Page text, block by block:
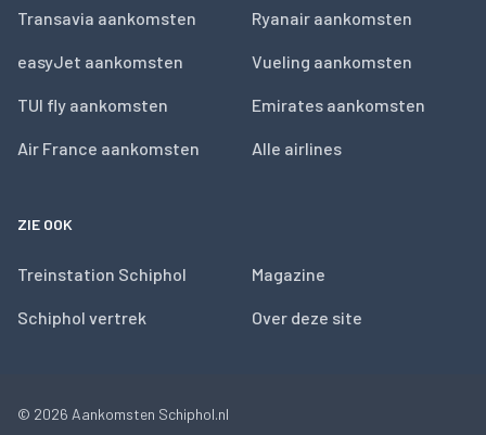
Transavia aankomsten
easyJet aankomsten
TUI fly aankomsten
Air France aankomsten
Ryanair aankomsten
Vueling aankomsten
Emirates aankomsten
Alle airlines
ZIE OOK
Treinstation Schiphol
Schiphol vertrek
Magazine
Over deze site
© 2026 Aankomsten Schiphol.nl